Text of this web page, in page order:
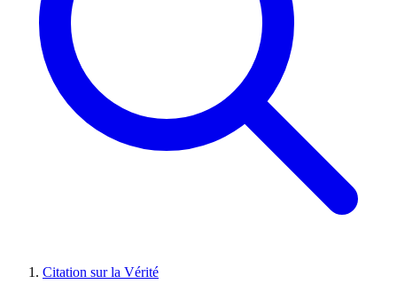
Citation sur la Vérité